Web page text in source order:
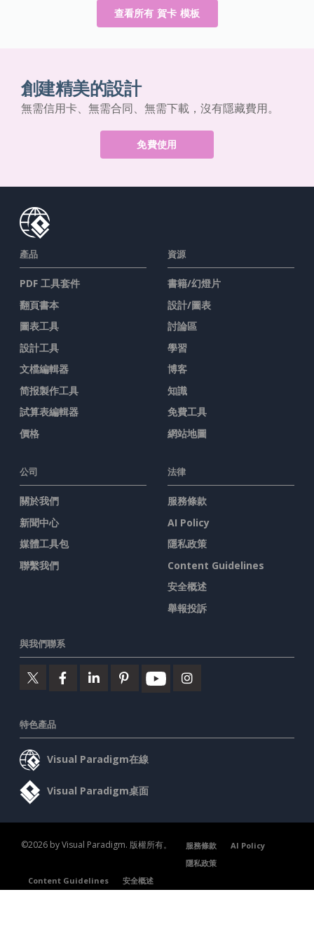
查看所有 賀卡 模板
創建精美的設計
無需信用卡、無需合同、無需下載，沒有隱藏費用。
免費使用
產品
PDF 工具套件
翻頁書本
圖表工具
設計工具
文檔編輯器
简报製作工具
試算表編輯器
價格
資源
書籍/幻燈片
設計/圖表
討論區
學習
博客
知識
免費工具
網站地圖
公司
關於我們
新聞中心
媒體工具包
聯繫我們
法律
服務條款
AI Policy
隱私政策
Content Guidelines
安全概述
舉報投訴
與我們聯系
特色產品
Visual Paradigm在線
Visual Paradigm桌面
©2026 by Visual Paradigm. 版權所有。 服務條款
AI Policy
隱私政策
Content Guidelines
安全概述